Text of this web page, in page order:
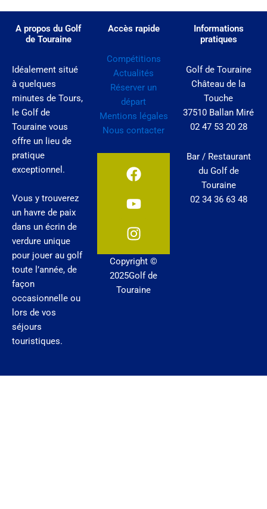
A propos du Golf
de Touraine
Idéalement situé
à quelques
minutes de Tours,
le Golf de
Touraine vous
offre un lieu de
pratique
exceptionnel.
Vous y trouverez
un havre de paix
dans un écrin de
verdure unique
pour jouer au golf
toute l’année, de
façon
occasionnelle ou
lors de vos
séjours
touristiques.
Accès rapide
Compétitions
Actualités
Réserver un
départ
Mentions légales
Nous contacter
F
a
c
e
b
o
o
k
Y
o
u
t
u
b
e
I
n
s
t
a
g
r
a
m
Copyright ©
2025Golf de
Touraine
Informations
pratiques
Golf de Touraine
Château de la
Touche
37510 Ballan Miré
02 47 53 20 28
Bar / Restaurant
du Golf de
Touraine
02 34 36 63 48